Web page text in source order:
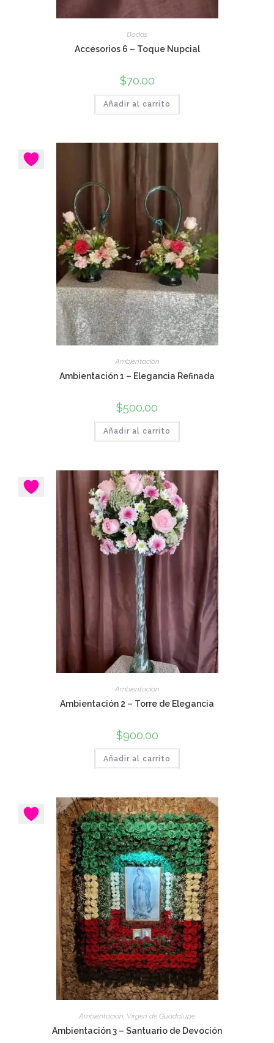
Bodas
Accesorios 6 – Toque Nupcial
$70.00
Añadir al carrito
Ambientación
Ambientación 1 – Elegancia Refinada
$500.00
Añadir al carrito
Ambientación
Ambientación 2 – Torre de Elegancia
$900.00
Añadir al carrito
Ambientación, Virgen de Guadalupe
Ambientación 3 – Santuario de Devoción